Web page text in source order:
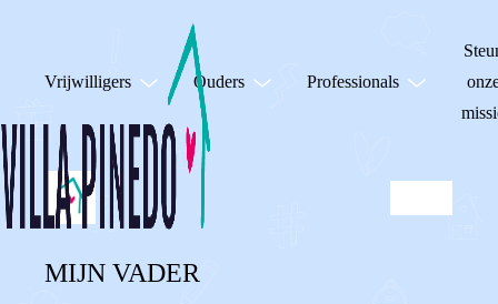
Vrijwilligers Ouders Professionals
MIJN VADER